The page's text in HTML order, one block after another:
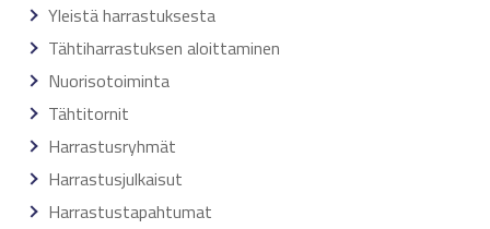
Yleistä harrastuksesta
Tähtiharrastuksen aloittaminen
Nuorisotoiminta
Tähtitornit
Harrastusryhmät
Harrastusjulkaisut
Harrastustapahtumat